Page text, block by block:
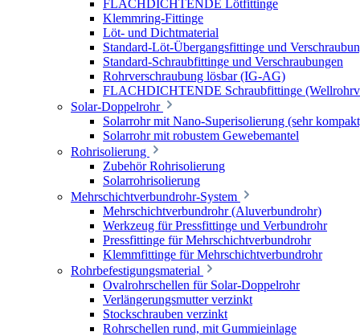
FLACHDICHTENDE Lötfittinge
Klemmring-Fittinge
Löt- und Dichtmaterial
Standard-Löt-Übergangsfittinge und
Standard-Schraubfittinge und Verschraubungen
Rohrverschraubung lösbar (IG-AG)
FLACHDICHTENDE Schraubfittinge
Solar-Doppelrohr
Solarrohr mit Nano-Superisolierung (sehr
Solarrohr mit robustem Gewebemantel
Rohrisolierung
Zubehör Rohrisolierung
Solarrohrisolierung
Mehrschichtverbundrohr-System
Mehrschichtverbundrohr (Aluverbundrohr)
Werkzeug für Pressfittinge und Verbundrohr
Pressfittinge für Mehrschichtverbundrohr
Klemmfittinge für Mehrschichtverbundrohr
Rohrbefestigungsmaterial
Ovalrohrschellen für Solar-Doppelrohr
Verlängerungsmutter verzinkt
Stockschrauben verzinkt
Rohrschellen rund, mit Gummieinlage